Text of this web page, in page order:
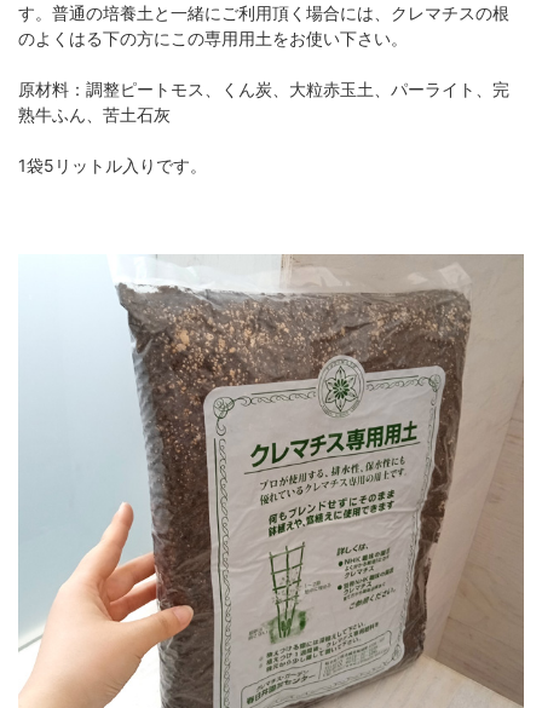
す。普通の培養土と一緒にご利用頂く場合には、クレマチスの根
のよくはる下の方にこの専用用土をお使い下さい。
原材料：調整ピートモス、くん炭、大粒赤玉土、パーライト、完
熟牛ふん、苦土石灰
1袋5リットル入りです。